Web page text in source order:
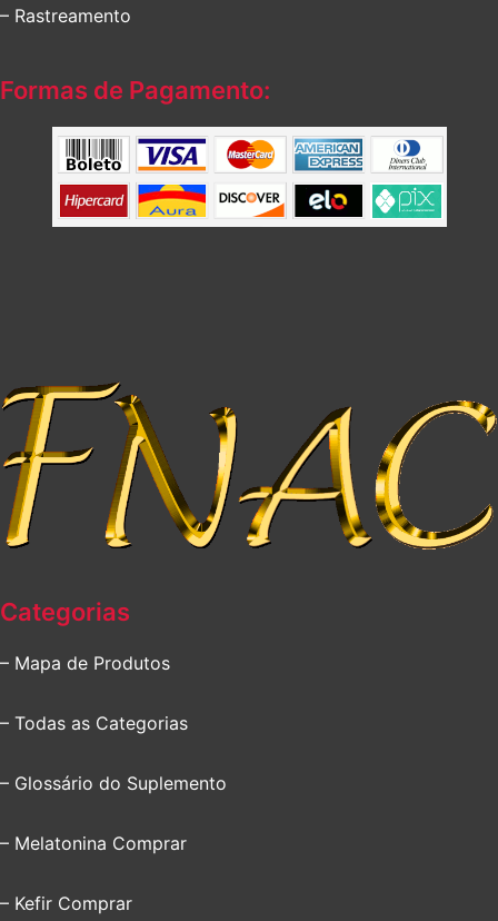
– Rastreamento
Formas de Pagamento:
Categorias
– Mapa de Produtos
– Todas as Categorias
– Glossário do Suplemento
– Melatonina Comprar
– Kefir Comprar